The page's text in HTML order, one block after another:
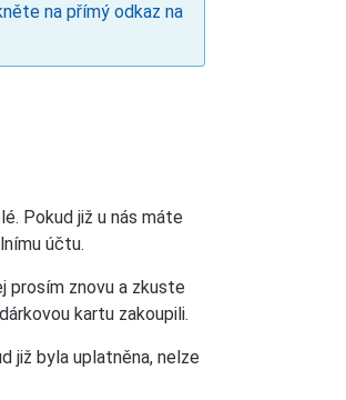
na přímý odkaz na
Pokud již u nás máte
účtu.
prosím znovu a zkuste
kartu zakoupili.
již byla uplatněna, nelze